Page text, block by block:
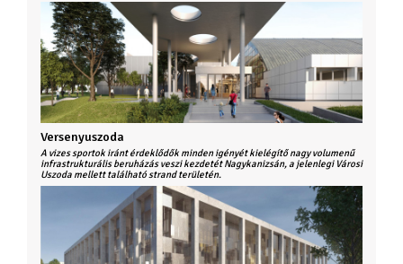
Versenyuszoda
A vizes sportok iránt érdeklődők minden igényét kielégítő nagy volumenű
infrastrukturális beruházás veszi kezdetét Nagykanizsán, a jelenlegi Városi
Uszoda mellett található strand területén.